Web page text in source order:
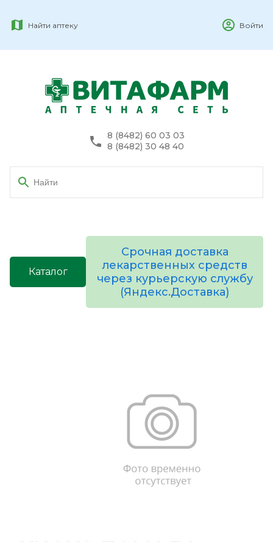
Найти аптеку Войти
8 (8482) 60 03 03
8 (8482) 30 48 40
Каталог
Срочная доставка
лекарственных средств
через курьерскую службу
(Яндекс.Доставка)